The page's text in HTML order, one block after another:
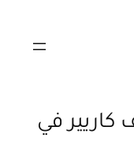
كاريير في